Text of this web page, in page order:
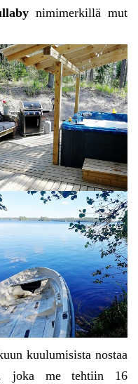
nimimerkillä mut
kuulumisista nostaa
joka me tehtiin 16